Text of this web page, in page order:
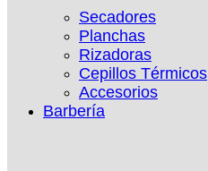
Secadores
Planchas
Rizadoras
Cepillos Térmicos
Accesorios
Barbería